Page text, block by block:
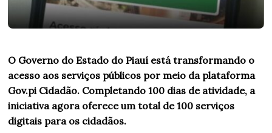
O Governo do Estado do Piauí está transformando o
acesso aos serviços públicos por meio da plataforma
Gov.pi Cidadão. Completando 100 dias de atividade, a
iniciativa agora oferece um total de 100 serviços
digitais para os cidadãos.